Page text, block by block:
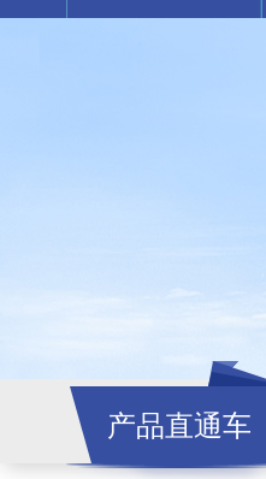
产品直通车